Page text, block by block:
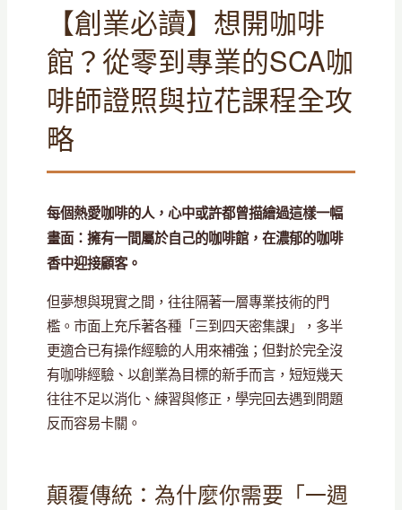
【創業必讀】想開咖啡
館？從零到專業的SCA咖
啡師證照與拉花課程全攻
略
每個熱愛咖啡的人，心中或許都曾描繪過這樣一幅
畫面：擁有一間屬於自己的咖啡館，在濃郁的咖啡
香中迎接顧客。
但夢想與現實之間，往往隔著一層專業技術的門
檻。市面上充斥著各種「三到四天密集課」，多半
更適合已有操作經驗的人用來補強；但對於完全沒
有咖啡經驗、以創業為目標的新手而言，短短幾天
往往不足以消化、練習與修正，學完回去遇到問題
反而容易卡關。
顛覆傳統：為什麼你需要「一週